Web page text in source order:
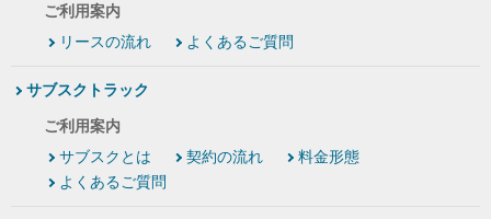
ご利用案内
リースの流れ
よくあるご質問
サブスクトラック
ご利用案内
サブスクとは
契約の流れ
料金形態
よくあるご質問